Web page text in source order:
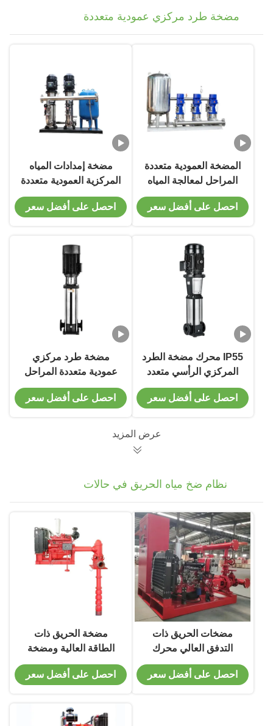
مضخة طرد مركزي عمودية متعددة
المراحل
المضخة العمودية متعددة
المراحل لمعالجة المياه
الصناعية شهادة CE
احصل على أفضل سعر
مضخة إمدادات المياه
المركزية العمودية متعددة
المراحل من الفولاذ
المقاوم للصدأ
احصل على أفضل سعر
IP55 محرك مضخة الطرد
المركزي الرأسي متعدد
المراحل 1450-2900
Rpm
احصل على أفضل سعر
مضخة طرد مركزي
عمودية متعددة المراحل
من الفولاذ المقاوم للصدأ
CDL/CDLF مع ختم
احصل على أفضل سعر
عرض المزيد
نظام ضخ مياه الحريق في حالات
الطوارئ
مضخات الحريق ذات
التدفق العالي محرك
الديزل للتطبيقات
الصناعية
احصل على أفضل سعر
مضخة الحريق ذات
الطاقة العالية ومضخة
الجوكي مضخة الحريق
ذات المحرك الديزل
احصل على أفضل سعر